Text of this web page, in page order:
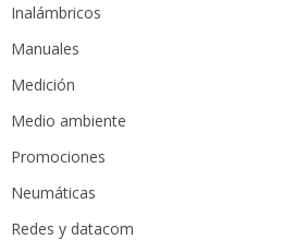
Inalámbricos
Manuales
Medición
Medio ambiente
Promociones
Neumáticas
Redes y datacom